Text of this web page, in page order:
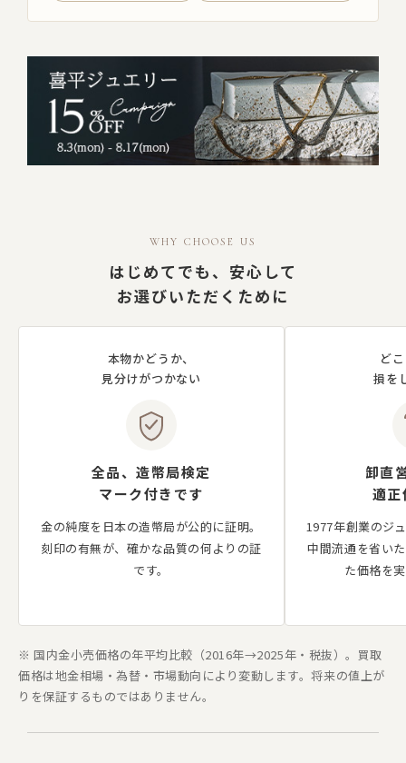
WHY CHOOSE US
はじめてでも、安心して
お選びいただくために
本物かどうか、
見分けがつかない
全品、造幣局検定
マーク付きです
金の純度を日本の造幣局が公的に証明。
刻印の有無が、確かな品質の何よりの証
です。
ど
損を
卸直
適
1977年創業のジ
中間流通を省い
た価格を
※ 国内金小売価格の年平均比較（2016年→2025年・税抜）。買取
価格は地金相場・為替・市場動向により変動します。将来の値上が
りを保証するものではありません。